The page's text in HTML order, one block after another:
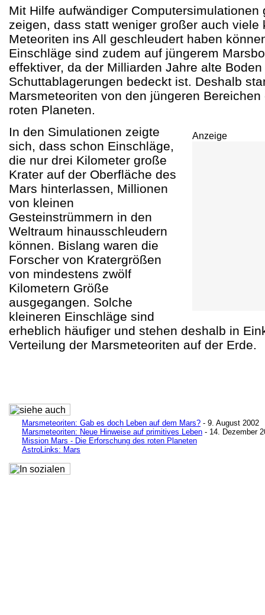
Mit Hilfe aufwändiger Computersimulationen
zeigen, dass statt weniger großer auch viele
Meteoriten ins All geschleudert haben
Einschläge sind zudem auf jüngerem
effektiver, da der Milliarden Jahre alte
Schuttablagerungen bedeckt ist. Deshalb
Marsmeteoriten von den jüngeren
roten Planeten.
Anzeige
In den Simulationen zeigte
sich, dass schon Einschläge,
die nur drei Kilometer große
Krater auf der Oberfläche des
Mars hinterlassen, Millionen
von kleinen
Gesteinstrümmern in den
Weltraum hinausschleudern
können. Bislang waren die
Forscher von Kratergrößen
von mindestens zwölf
Kilometern Größe
ausgegangen. Solche
kleineren Einschläge sind
erheblich häufiger und stehen deshalb in
Verteilung der Marsmeteoriten auf der Erde.
Marsmeteoriten: Gab es doch Leben auf dem Mars? - 9. August 2002
Marsmeteoriten: Neue Hinweise auf primitives Leben - 14. Dezember
Mission Mars - Die Erforschung des roten Planeten
AstroLinks: Mars